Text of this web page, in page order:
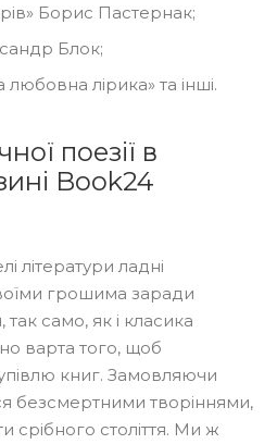
Борис Пастернак;
Блок;
любовна лірика» та інші.
поезії в
Book24
літератури ладні
грошима заради
так само, як і класика
варта того, щоб
книг. Замовляючи
безсмертними творіннями,
срібного століття. Ми ж